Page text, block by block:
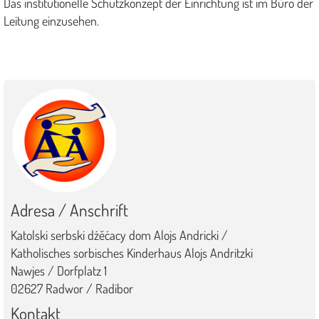
Leitung einzusehen.
Adresa / Anschrift
Katolski serbski dźěćacy dom Alojs Andricki /
Katholisches sorbisches Kinderhaus Alojs Andritzki
Nawjes / Dorfplatz 1
02627 Radwor / Radibor
Kontakt